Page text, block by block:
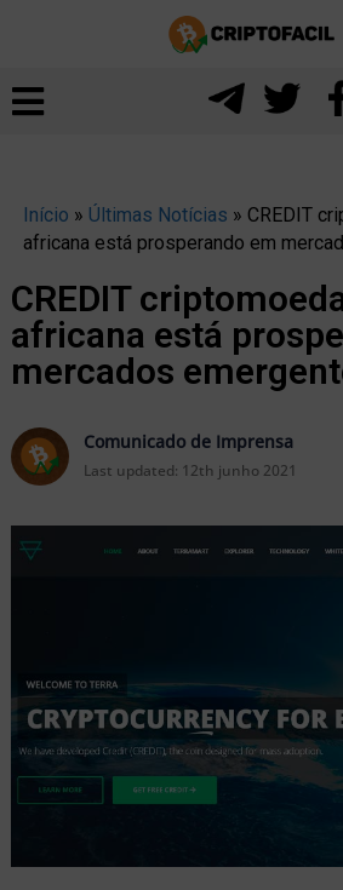
Início » Últimas Notícias » CREDIT
africana está prosperando em
CREDIT
africana está
mercados
Comunicado de Imprensa
Last updated: 12th junho 2021